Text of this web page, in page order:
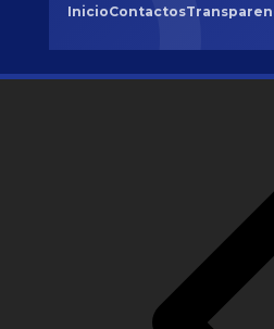
InicioContactos